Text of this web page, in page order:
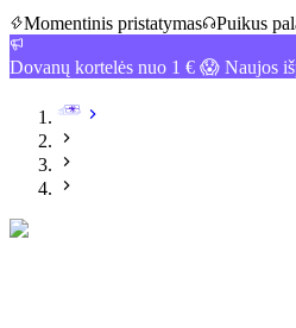
Momentinis pristatymas
Puikus
Dovanų kortelės nuo 1 € 😱 Naujos